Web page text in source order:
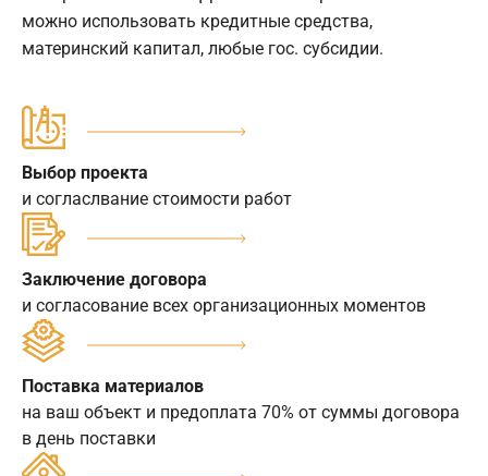
можно использовать кредитные средства,
материнский капитал, любые гос. субсидии.
Выбор проекта
и согласлвание стоимости работ
Заключение договора
и согласование всех организационных моментов
Поставка материалов
на ваш объект и предоплата 70% от суммы договора
в день поставки